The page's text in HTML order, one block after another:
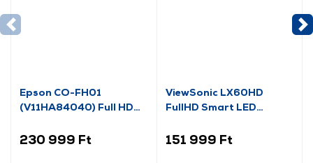
Epson CO-FH01
(V11HA84040) Full HD
230 999 Ft
ViewSonic LX60HD
FullHD Smart LED
151 999 Ft